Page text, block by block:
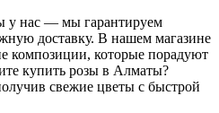
у нас — мы гарантируем
доставку. В нашем магазине
композиции, которые порадуют
купить розы в Алматы?
свежие цветы с быстрой